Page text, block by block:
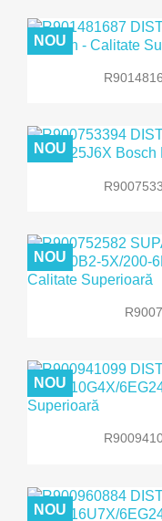
NOU
NOU
NOU
NOU
NOU